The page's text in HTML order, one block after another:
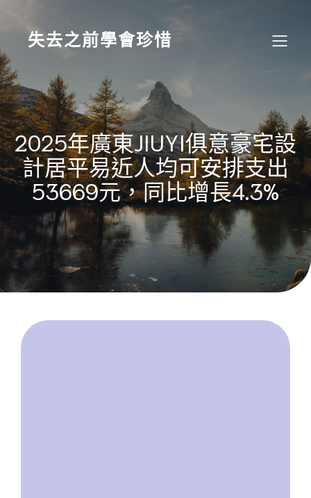
content
失去之前學會珍惜
2025年廣東JIUYI俱意豪宅設
計居平易近人均可安排支出
53669元，同比增長4.3%